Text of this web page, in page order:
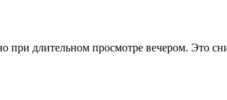
длительном просмотре вечером. Это